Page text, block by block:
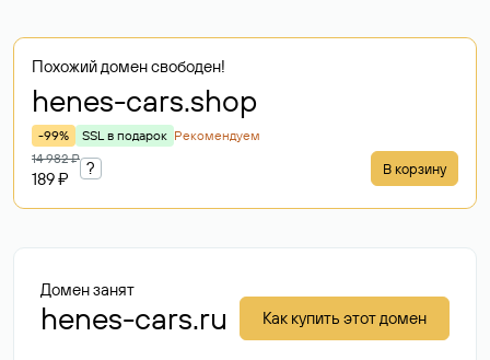
Похожий домен свободен!
henes-cars.shop
-99% SSL в подарок Рекомендуем
14 982 ₽
189 ₽
? В корзину
Домен занят
henes-cars.ru Как купить этот домен